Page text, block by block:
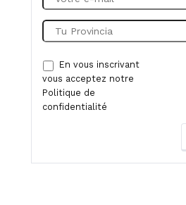
En vous inscrivant
vous acceptez notre
Politique de
confidentialité